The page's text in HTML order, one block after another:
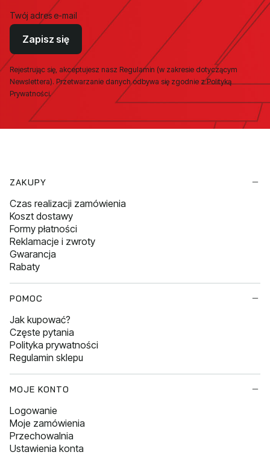
Twój adres e-mail
Zapisz się
Rejestrując się, akceptujesz nasz Regulamin (w zakresie dotyczącym
Newslettera). Przetwarzanie danych odbywa się zgodnie z Polityką
Prywatności.
ZAKUPY
Czas realizacji zamówienia
Koszt dostawy
Formy płatności
Reklamacje i zwroty
Gwarancja
Rabaty
POMOC
Jak kupować?
Częste pytania
Polityka prywatności
Regulamin sklepu
MOJE KONTO
Logowanie
Moje zamówienia
Przechowalnia
Ustawienia konta